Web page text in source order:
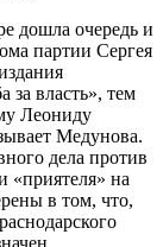
дошла очередь и
партии Сергея
власть», тем
Леониду
Медунова.
дела против
«приятеля» на
в том, что,